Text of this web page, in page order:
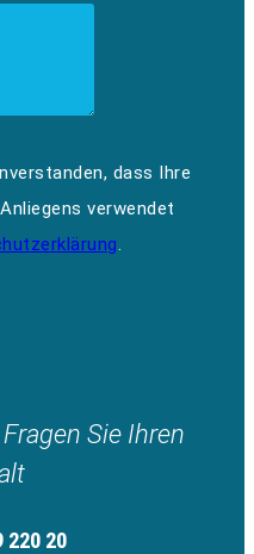
dass Ihre
verwendet
.
Sie Ihren
220 20